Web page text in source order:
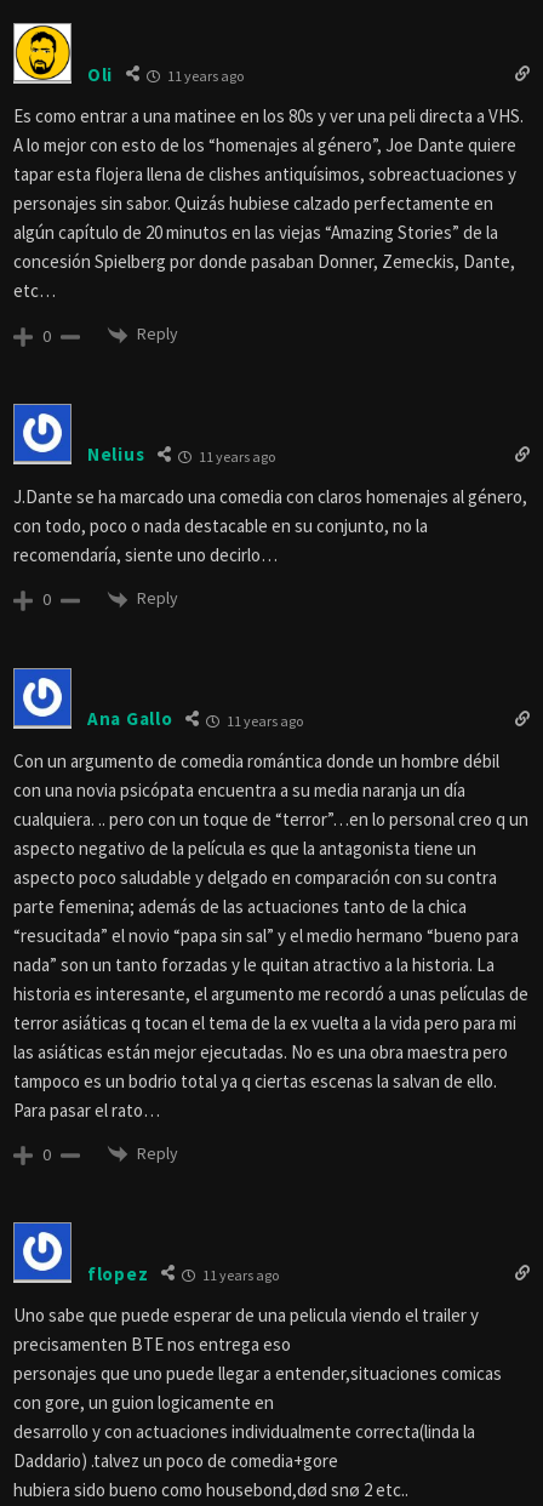
Oli 11 years ago
Es como entrar a una matinee en los 80s y ver una peli directa a VHS.
A lo mejor con esto de los “homenajes al género”, Joe Dante quiere
tapar esta flojera llena de clishes antiquísimos, sobreactuaciones y
personajes sin sabor. Quizás hubiese calzado perfectamente en
algún capítulo de 20 minutos en las viejas “Amazing Stories” de la
concesión Spielberg por donde pasaban Donner, Zemeckis, Dante,
etc…
0 Reply
Nelius 11 years ago
J.Dante se ha marcado una comedia con claros homenajes al género,
con todo, poco o nada destacable en su conjunto, no la
recomendaría, siente uno decirlo…
0 Reply
Ana Gallo 11 years ago
Con un argumento de comedia romántica donde un hombre débil
con una novia psicópata encuentra a su media naranja un día
cualquiera. .. pero con un toque de “terror”…en lo personal creo q un
aspecto negativo de la película es que la antagonista tiene un
aspecto poco saludable y delgado en comparación con su contra
parte femenina; además de las actuaciones tanto de la chica
“resucitada” el novio “papa sin sal” y el medio hermano “bueno para
nada” son un tanto forzadas y le quitan atractivo a la historia. La
historia es interesante, el argumento me recordó a unas películas de
terror asiáticas q tocan el tema de la ex vuelta a la vida pero para mi
las asiáticas están mejor ejecutadas. No es una obra maestra pero
tampoco es un bodrio total ya q ciertas escenas la salvan de ello.
Para pasar el rato…
0 Reply
flopez 11 years ago
Uno sabe que puede esperar de una pelicula viendo el trailer y
precisamenten BTE nos entrega eso
personajes que uno puede llegar a entender,situaciones comicas
con gore, un guion logicamente en
desarrollo y con actuaciones individualmente correcta(linda la
Daddario) .talvez un poco de comedia+gore
hubiera sido bueno como housebond,død snø 2 etc..